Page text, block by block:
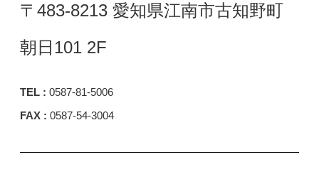
〒483-8213 愛知県江南市古知野町
朝日101 2F
TEL : 0587-81-5006
FAX : 0587-54-3004